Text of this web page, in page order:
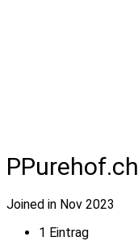
PPurehof.ch
Joined in Nov 2023
1 Eintrag